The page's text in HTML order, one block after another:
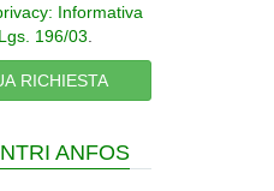
Informativa
196/03
ANFOS